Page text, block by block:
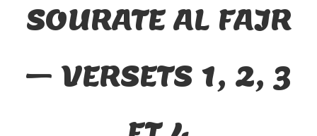
SOURATE AL FAJR
– VERSETS 1, 2, 3